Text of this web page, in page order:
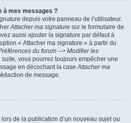
à mes messages ?
depuis votre panneau de l’utilisateur.
Attacher ma signature sur le formulaire de
aussi ajouter la signature par défaut à
« Attacher ma signature » à partir du
du forum --> Modifier les
suite, vous pourrez toujours empêcher une
en décochant la caseAttacher ma
de message.
lors de la publication d’un nouveau sujet ou